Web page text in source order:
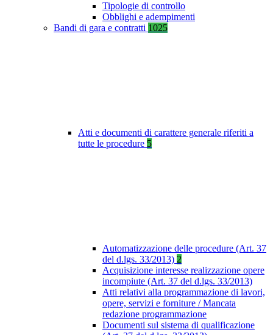
Tipologie di controllo
Obblighi e adempimenti
Bandi di gara e contratti 1025
Atti e documenti di carattere generale riferiti a
tutte le procedure 5
Automatizzazione delle procedure (Art. 37
del d.lgs. 33/2013) 2
Acquisizione interesse realizzazione opere
incompiute (Art. 37 del d.lgs. 33/2013)
Atti relativi alla programmazione di lavori,
opere, servizi e forniture / Mancata
redazione programmazione
Documenti sul sistema di qualificazione